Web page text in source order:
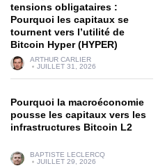
tensions obligataires :
Pourquoi les capitaux se
tournent vers l’utilité de
Bitcoin Hyper (HYPER)
ARTHUR CARLIER
JUILLET 31, 2026
Pourquoi la macroéconomie
pousse les capitaux vers les
infrastructures Bitcoin L2
BAPTISTE LECLERCQ
JUILLET 29, 2026